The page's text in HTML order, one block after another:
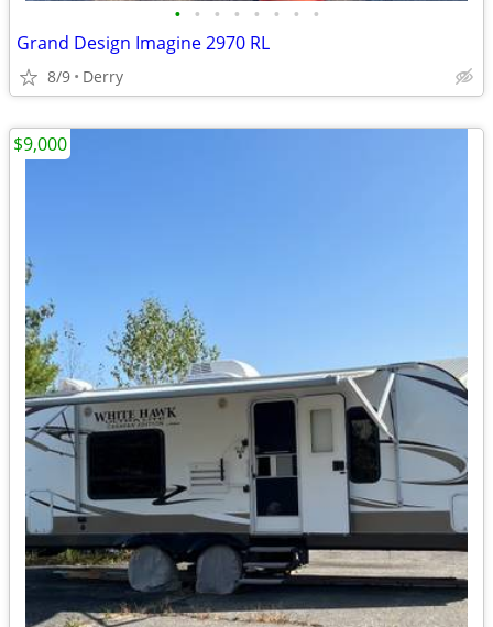
• • • • • • • •
Grand Design Imagine 2970 RL
8/9 Derry
$9,000